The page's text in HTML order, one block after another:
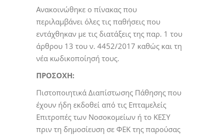
Ανακοινώθηκε ο πίνακας που
περιλαμβάνει όλες τις παθήσεις που
εντάχθηκαν με τις διατάξεις της παρ. 1 του
άρθρου 13 του ν. 4452/2017 καθώς και τη
νέα κωδικοποίησή τους.
ΠΡΟΣΟΧΗ:
Πιστοποιητικά Διαπίστωσης Πάθησης που
έχουν ήδη εκδοθεί από τις Επταμελείς
Επιτροπές των Νοσοκομείων ή το ΚΕΣΥ
πριν τη δημοσίευση σε ΦΕΚ της παρούσας